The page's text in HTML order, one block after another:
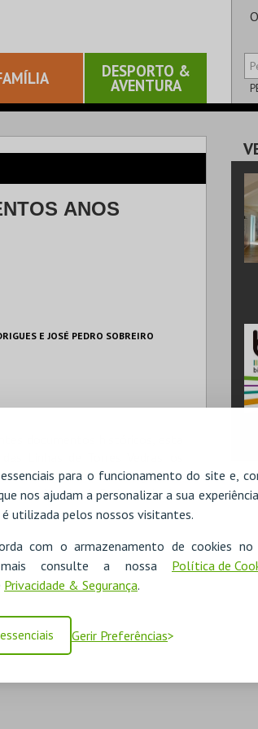
para o funcionamento do site e,
nos ajudam a personalizar a sua
utilizada pelos nossos visitantes.
com o armazenamento de cookies no
mais consulte a nossa Política de
Privacidade & Segurança.
Gerir Preferências
DESPORTO &
AVENTURA
ANOS
E JOSÉ PEDRO SOBREIRO
documentos históricos, esta
Linhas de Torres Vedras. os
das magníficas
e José Pedro Sobreiro